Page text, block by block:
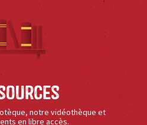
notre vidéothèque et
en libre accès.